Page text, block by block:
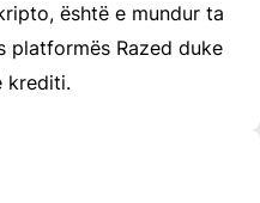
është e mundur ta
platformës Razed duke
krediti.